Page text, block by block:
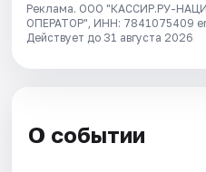
Реклама. ООО "КАССИР.РУ-
ОПЕРАТОР", ИНН: 7841075409
Действует до 31 августа 2026
О событии